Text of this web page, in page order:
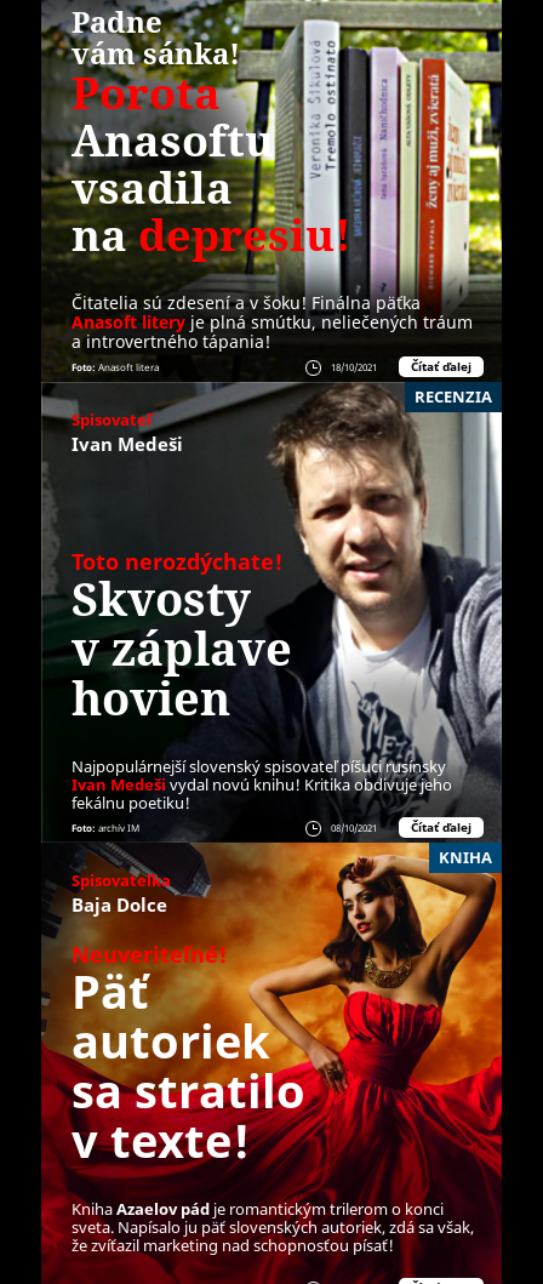
Padne
vám sánka!
Porota
Anasoftu
vsadila
nadepresiu!
Čitatelia sú zdesení a v šoku! Finálna päťka
Anasoft litery je plná smútku, neliečených tráum
a introvertného tápania!
18/10/2021 Čítať ďalej
Foto: Anasoft litera
RECENZIA
Spisovateľ
Ivan Medeši
Toto nerozdýchate!
Skvosty
v záplave
hovien
Najpopulárnejší slovenský spisovateľ píšuci rusínsky
Ivan Medeši vydal novú knihu! Kritika obdivuje jeho
fekálnu poetiku!
08/10/2021 Čítať ďalej
Foto: archív IM
KNIHA
Spisovateľka
Baja Dolce
Neuveriteľné!
Päť
autoriek
sa stratilo
v texte!
KnihaAzaelov pád je romantickým trilerom o konci
sveta. Napísalo ju päť slovenských autoriek, zdá sa však,
že zvíťazil marketing nad schopnosťou písať!